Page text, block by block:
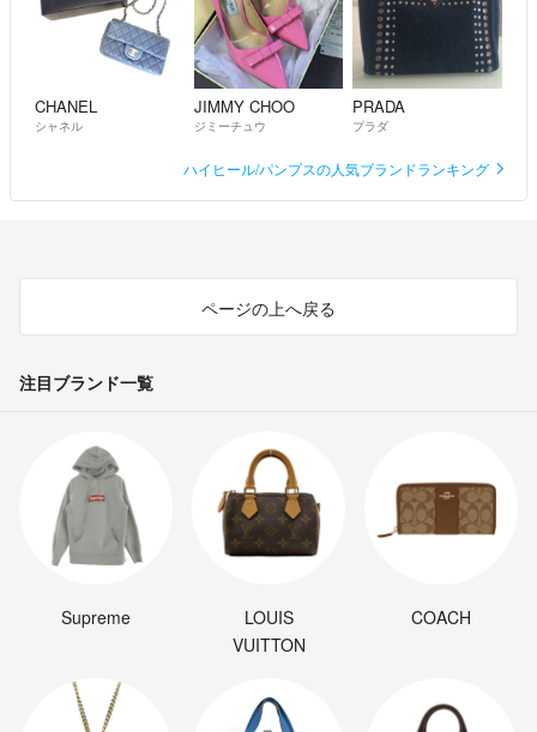
CHANEL
シャネル
JIMMY CHOO
ジミーチュウ
PRADA
プラダ
ハイヒール/パンプスの人気ブランドランキング
ページの上へ戻る
注目ブランド一覧
Supreme
LOUIS
VUITTON
COACH